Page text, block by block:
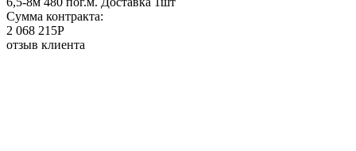
Сумма контракта:
2 068 215Р
отзыв клиента